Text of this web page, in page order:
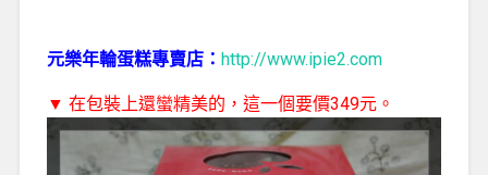
元樂年輪蛋糕專賣店： http://www.ipie2.com
▼ 在包裝上還蠻精美的，這一個要價349元。